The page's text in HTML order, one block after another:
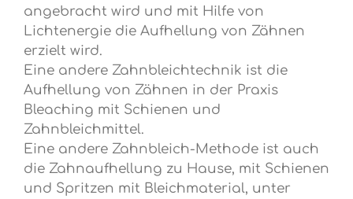
angebracht wird und mit Hilfe von
Lichtenergie die Aufhellung von Zähnen
erzielt wird.
Eine andere Zahnbleichtechnik ist die
Aufhellung von Zähnen in der Praxis
Bleaching mit Schienen und
Zahnbleichmittel.
Eine andere Zahnbleich-Methode ist auch
die Zahnaufhellung zu Hause, mit Schienen
und Spritzen mit Bleichmaterial, unter